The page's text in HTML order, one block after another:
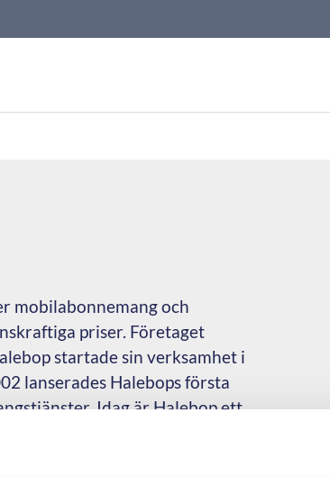
mobilabonnemang och
priser. Företaget
startade sin verksamhet i
lanserades Halebops första
Idag är Halebop ett
till digitalt orienterade kunder